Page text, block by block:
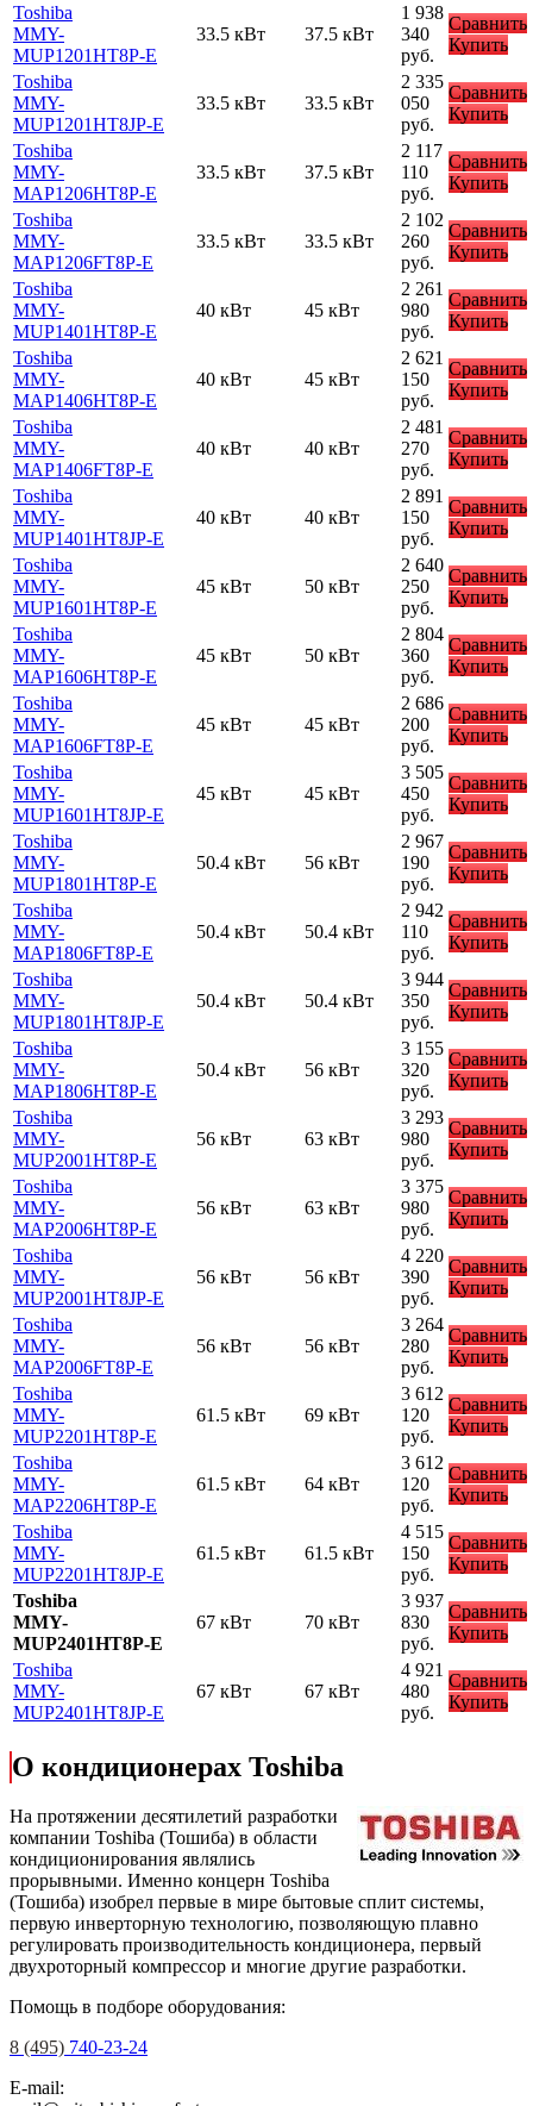
Toshiba
MMY-
MUP1201HT8P-E
33.5 кВт 37.5 кВт
1 938
340
руб.
Сравнить
Купить
Toshiba
MMY-
MUP1201HT8JP-E
33.5 кВт 33.5 кВт
2 335
050
руб.
Сравнить
Купить
Toshiba
MMY-
MAP1206HT8P-E
33.5 кВт 37.5 кВт
2 117
110
руб.
Сравнить
Купить
Toshiba
MMY-
MAP1206FT8P-E
33.5 кВт 33.5 кВт
2 102
260
руб.
Сравнить
Купить
Toshiba
MMY-
MUP1401HT8P-E
40 кВт 45 кВт
2 261
980
руб.
Сравнить
Купить
Toshiba
MMY-
MAP1406HT8P-E
40 кВт 45 кВт
2 621
150
руб.
Сравнить
Купить
Toshiba
MMY-
MAP1406FT8P-E
40 кВт 40 кВт
2 481
270
руб.
Сравнить
Купить
Toshiba
MMY-
MUP1401HT8JP-E
40 кВт 40 кВт
2 891
150
руб.
Сравнить
Купить
Toshiba
MMY-
MUP1601HT8P-E
45 кВт 50 кВт
2 640
250
руб.
Сравнить
Купить
Toshiba
MMY-
MAP1606HT8P-E
45 кВт 50 кВт
2 804
360
руб.
Сравнить
Купить
Toshiba
MMY-
MAP1606FT8P-E
45 кВт 45 кВт
2 686
200
руб.
Сравнить
Купить
Toshiba
MMY-
MUP1601HT8JP-E
45 кВт 45 кВт
3 505
450
руб.
Сравнить
Купить
Toshiba
MMY-
MUP1801HT8P-E
50.4 кВт 56 кВт
2 967
190
руб.
Сравнить
Купить
Toshiba
MMY-
MAP1806FT8P-E
50.4 кВт 50.4 кВт
2 942
110
руб.
Сравнить
Купить
Toshiba
MMY-
MUP1801HT8JP-E
50.4 кВт 50.4 кВт
3 944
350
руб.
Сравнить
Купить
Toshiba
MMY-
MAP1806HT8P-E
50.4 кВт 56 кВт
3 155
320
руб.
Сравнить
Купить
Toshiba
MMY-
MUP2001HT8P-E
56 кВт 63 кВт
3 293
980
руб.
Сравнить
Купить
Toshiba
MMY-
MAP2006HT8P-E
56 кВт 63 кВт
3 375
980
руб.
Сравнить
Купить
Toshiba
MMY-
MUP2001HT8JP-E
56 кВт 56 кВт
4 220
390
руб.
Сравнить
Купить
Toshiba
MMY-
MAP2006FT8P-E
56 кВт 56 кВт
3 264
280
руб.
Сравнить
Купить
Toshiba
MMY-
MUP2201HT8P-E
61.5 кВт 69 кВт
3 612
120
руб.
Сравнить
Купить
Toshiba
MMY-
MAP2206HT8P-E
61.5 кВт 64 кВт
3 612
120
руб.
Сравнить
Купить
Toshiba
MMY-
MUP2201HT8JP-E
61.5 кВт 61.5 кВт
4 515
150
руб.
Сравнить
Купить
Toshiba
MMY-
MUP2401HT8P-E
67 кВт 70 кВт
3 937
830
руб.
Сравнить
Купить
Toshiba
MMY-
MUP2401HT8JP-E
67 кВт 67 кВт
4 921
480
руб.
Сравнить
Купить
О кондиционерах Toshiba
На протяжении десятилетий разработки
компании Toshiba (Тошиба) в области
кондиционирования являлись
прорывными. Именно концерн Toshiba
(Тошиба) изобрел первые в мире бытовые сплит системы,
первую инверторную технологию, позволяющую плавно
регулировать производительность кондиционера, первый
двухроторный компрессор и многие другие разработки.
Помощь в подборе оборудования:
8 (495) 740-23-24
E-mail: